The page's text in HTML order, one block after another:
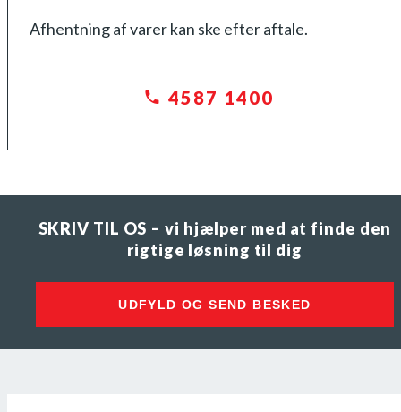
Afhentning af varer kan ske efter aftale.
4587 1400
SKRIV TIL OS – vi hjælper med at finde den
rigtige løsning til dig
UDFYLD OG SEND BESKED